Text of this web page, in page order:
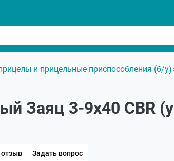
и прицельные приспособления (б/у)
Заяц 3-9x40 CBR
отзыв Задать вопрос